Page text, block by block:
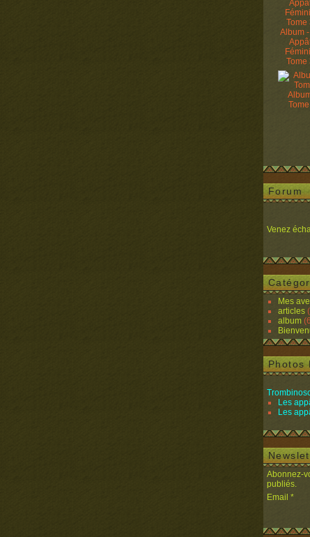
Album
Tome
Forum
Venez
Mes
articles
album
Photos
Les
Les
Abonnez-
publiés.
Email